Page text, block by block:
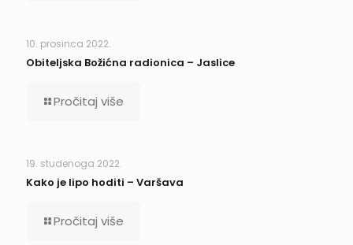
10. prosinca 2022.
Obiteljska Božićna radionica – Jaslice
Pročitaj više
19. studenoga 2022.
Kako je lipo hoditi – Varšava
Pročitaj više